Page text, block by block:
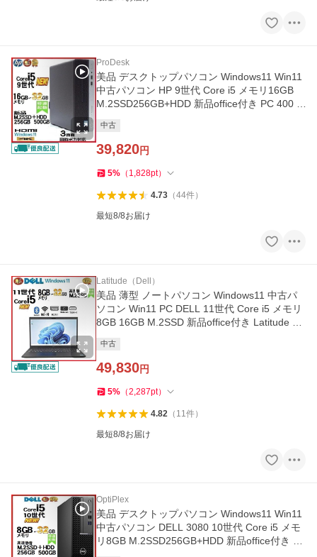
ProDesk
美品 デスクトップパソコン Windows11 Win11
中古パソコン HP 9世代 Core i5 メモリ16GB
M.2SSD256GB+HDD 新品office付き PC 400 G
中古
39,820円
5% （ 1,828pt）
4.73（44件）
最短8/8お届け
Latitude（Dell）
美品 薄型 ノートパソコン Windows11 中古パ
ソコン Win11 PC DELL 11世代 Core i5 メモリ
8GB 16GB M.2SSD 新品office付き Latitude 35
中古
49,830円
5% （2,287pt）
4.82（ 11件）
最短8/8お届け
OptiPlex
美品 デスクトップパソコン Windows11 Win11
中古パソコン DELL 3080 10世代 Core i5 メモ
リ8GB M.2SSD256GB+HDD 新品office付き P